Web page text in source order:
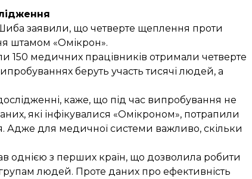
заявили, що четверте щеплення проти
штамом «Омікрон».
150 медичних працівників отримали четверте
беруть участь тисячі людей, а
каже, що під час випробування не
які інфікувалися «Омікроном», потрапили
Адже для медичної системи важливо, скільки
однією з перших країн, що дозволила робити
людей. Проте даних про ефективність